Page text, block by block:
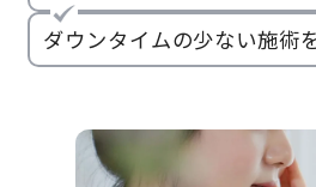
ダウンタイムの少ない施術